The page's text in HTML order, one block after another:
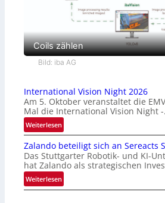
Coils zählen
Bild: iba AG
International Vision Night 2026
Am 5. Oktober veranstaltet die
Mal die International Vision Night
Weiterlesen:
I
n
t
e
r
n
Zalando beteiligt sich an Sereacts
Das Stuttgarter Robotik- und KI-
hat Zalando als strategischen
Weiterlesen:
Z